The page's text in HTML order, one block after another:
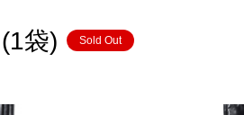
袋) Sold Out